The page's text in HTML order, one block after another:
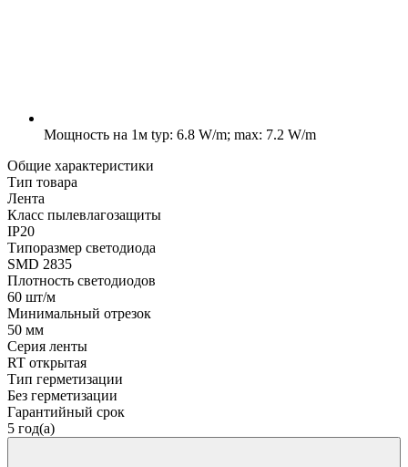
Мощность на 1м typ: 6.8 W/m; max: 7.2 W/m
Общие характеристики
Тип товара
Лента
Класс пылевлагозащиты
IP20
Типоразмер светодиода
SMD 2835
Плотность светодиодов
60 шт/м
Минимальный отрезок
50 мм
Серия ленты
RT открытая
Тип герметизации
Без герметизации
Гарантийный срок
5 год(а)